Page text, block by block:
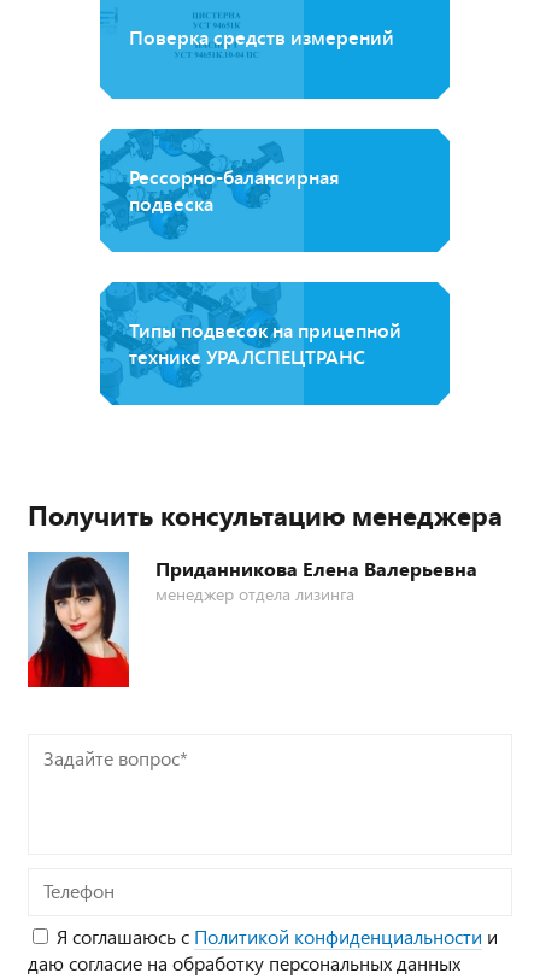
Поверка средств измерений
Рессорно-балансирная
подвеска
Типы подвесок на прицепной
технике УРАЛСПЕЦТРАНС
Получить консультацию менеджера
Приданникова Елена Валерьевна
менеджер отдела лизинга
Задайте
вопрос*
Телефон
Я соглашаюсь с Политикой конфиденциальности и
даю согласие на обработку персональных данных